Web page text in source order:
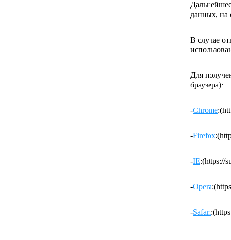
данных, на
В случае
Для
браузера):
-Chrome
-Firefox
-IE:(https://
-Opera
-Safari